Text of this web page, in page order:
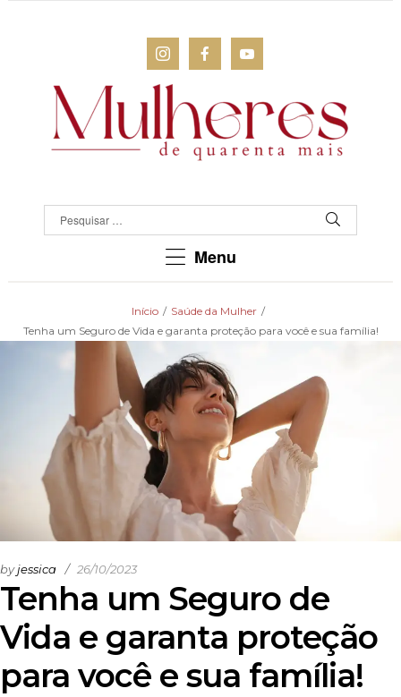
QUARENTA
lá!
Menu
Início / Saúde da Mulher /
Tenha um Seguro de Vida e garanta proteção para você e sua família!
Tenha um Seguro de
Vida e garanta proteção
para você e sua família!
byjessica 26/10/2023